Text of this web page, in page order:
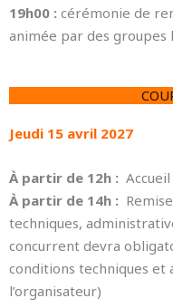
19h00 : cérémonie de
animée par des groupes
Jeudi 15 avril 2027
À partir de 12h :
À partir de 14h :
techniques,
concurrent devra
conditions techniques
l’organisateur)